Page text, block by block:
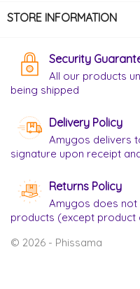
STORE INFORMATION
Security
All our products
being shipped
Delivery Policy
Amygos delivers
signature upon receipt
Returns Policy
Amygos does
products (except product
© 2026 - Phissama